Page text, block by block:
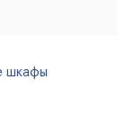
шкафы